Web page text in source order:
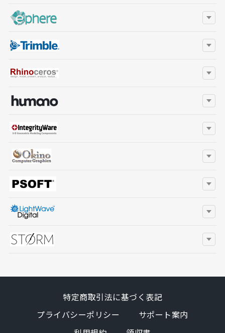
特定商取引法に基づく表記
プライバシーポリシー
サポート案内